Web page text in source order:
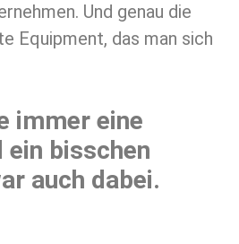
Und genau die
Equipment, das man sich
immer eine
ein bisschen
auch dabei.